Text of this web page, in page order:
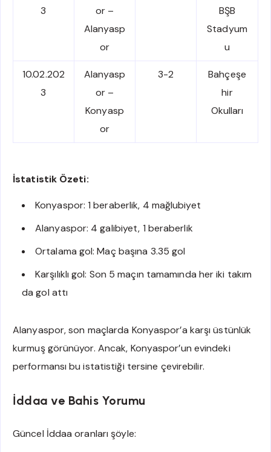
3
or –
Alanyasp
or
BŞB
Stadyum
u
10.02.202
3
Alanyasp
or –
Konyasp
or
3-2
Bahçeşe
hir
Okulları
İstatistik Özeti:
Konyaspor: 1 beraberlik, 4 mağlubiyet
Alanyaspor: 4 galibiyet, 1 beraberlik
Ortalama gol: Maç başına 3.35 gol
Karşılıklı gol: Son 5 maçın tamamında her iki takım
da gol attı
Alanyaspor, son maçlarda Konyaspor’a karşı üstünlük
kurmuş görünüyor. Ancak, Konyaspor’un evindeki
performansı bu istatistiği tersine çevirebilir.
İddaa ve Bahis Yorumu
Güncel İddaa oranları şöyle: